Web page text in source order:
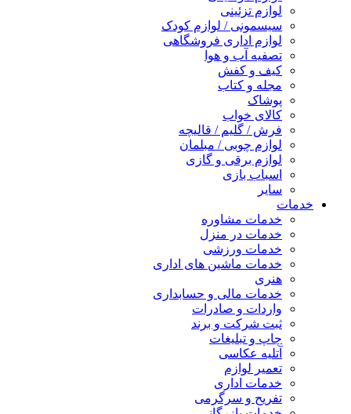
لوازم تزئینی
سیسمونی / لوازم کودک
لوازم اداری فروشگاهی
تصفیه آب و هوا
کیف و کفش
مجله و کتاب
پوشاک
کالای خواب
فرش / گلیم / قالیچه
لوازم چوبی / مبلمان
لوازم برقی و گازی
اسباب بازی
سایر
خدمات
خدمات مشاوره
خدمات در منزل
خدمات ورزشی
خدمات ماشین های اداری
هنری
خدمات مالی و حسابداری
واردات و صادرات
ثبت شرکت و برند
چاپ و تبلیغات
آتلیه عکاسی
تعمیر لوازم
خدمات اداری
تفریح و سرگرمی